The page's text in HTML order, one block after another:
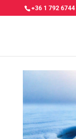
+36 1 792 6744